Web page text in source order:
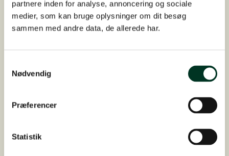
partnere inden for analyse, annoncering og sociale
medier, som kan bruge oplysninger om dit besøg
sammen med andre data, de allerede har.
Nødvendig
Præferencer
Statistik
Andre plejeprodukter
Er hesten rigtig generet i huden og pelsen, så